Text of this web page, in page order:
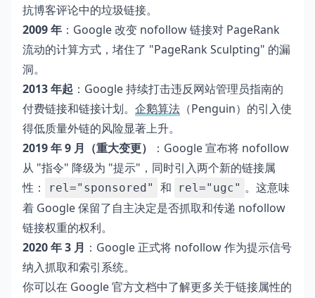
抗博客评论中的垃圾链接。
2009 年 ：Google 改变 nofollow 链接对 PageRank
流动的计算方式，堵住了 "PageRank Sculpting" 的漏
洞。
2013 年起 ：Google 持续打击违反网站管理员指南的
付费链接和链接计划。 企鹅算法 （Penguin）的引入使
得低质量外链的风险显著上升。
2019 年 9 月（重大变更）
：Google 宣布将 nofollow
从 "指令" 降级为 "提示"，同时引入两个新的链接属
性：
rel="sponsored" 和 rel="ugc" 。这意味
着 Google 保留了自主决定是否抓取和传递 nofollow
链接权重的权利。
2020 年 3 月 ：Google 正式将 nofollow 作为提示信号
纳入抓取和索引系统。
你可以在 Google 官方文档中了解更多关于链接属性的